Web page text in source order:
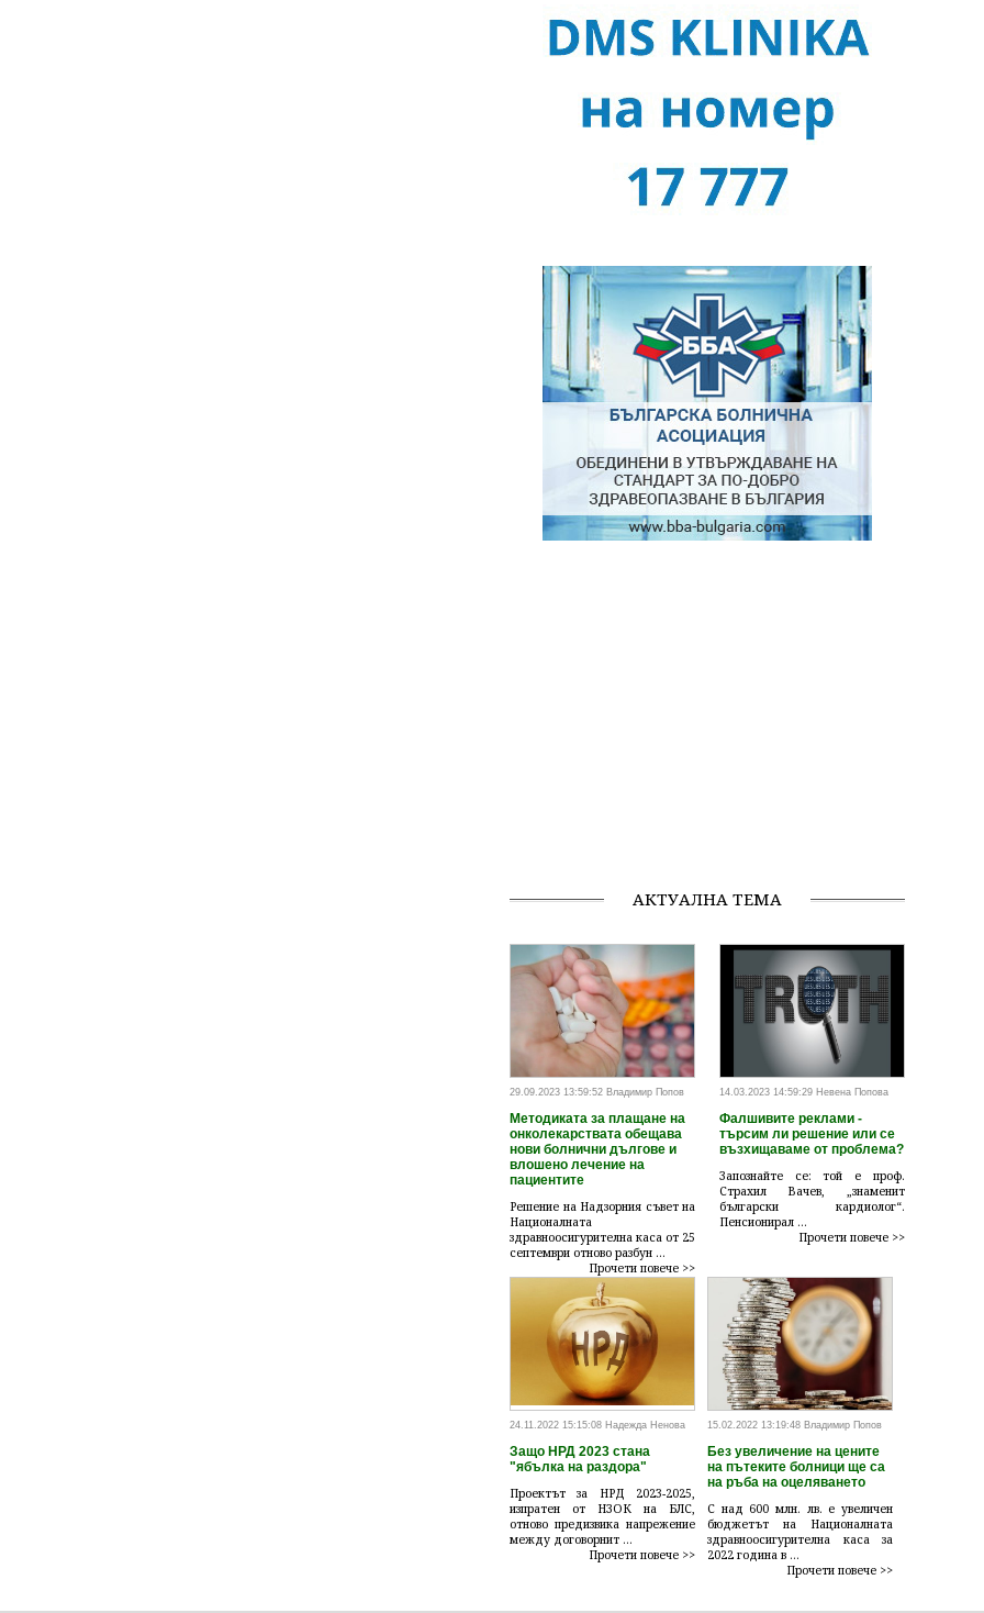
АКТУАЛНА ТЕМА
29.09.2023 13:59:52 Владимир Попов
Методиката за плащане на
онколекарствата обещава
нови болнични дългове и
влошено лечение на
пациентите
Решение на Надзорния съвет на
Националната
здравноосигурителна каса от 25
септември отново разбун ...
Прочети повече >>
14.03.2023 14:59:29 Невена Попова
Фалшивите реклами -
търсим ли решение или се
възхищаваме от проблема?
Запознайте се: той е проф.
Страхил Вачев, „знаменит
български кардиолог“.
Пенсионирал ...
Прочети повече >>
24.11.2022 15:15:08 Надежда Ненова
Защо НРД 2023 стана
"ябълка на раздора"
Проектът за НРД 2023-2025,
изпратен от НЗОК на БЛС,
отново предизвика напрежение
между договорнит ...
Прочети повече >>
15.02.2022 13:19:48 Владимир Попов
Без увеличение на цените
на пътеките болници ще са
на ръба на оцеляването
С над 600 млн. лв. е увеличен
бюджетът на Националната
здравноосигурителна каса за
2022 година в ...
Прочети повече >>